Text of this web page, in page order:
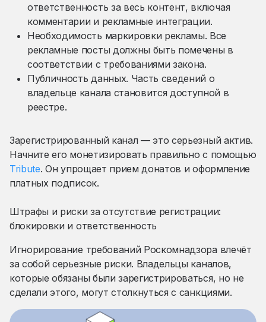
ответственность за весь контент, включая
комментарии и рекламные интеграции.
Необходимость маркировки рекламы. Все
рекламные посты должны быть помечены в
соответствии с требованиями закона.
Публичность данных. Часть сведений о
владельце канала становится доступной в
реестре.
Зарегистрированный канал — это серьезный актив.
Начните его монетизировать правильно с помощью
Tribute. Он упрощает прием донатов и оформление
платных подписок.
Штрафы и риски за отсутствие регистрации:
блокировки и ответственность
Игнорирование требований Роскомнадзора влечёт
за собой серьезные риски. Владельцы каналов,
которые обязаны были зарегистрироваться, но не
сделали этого, могут столкнуться с санкциями.